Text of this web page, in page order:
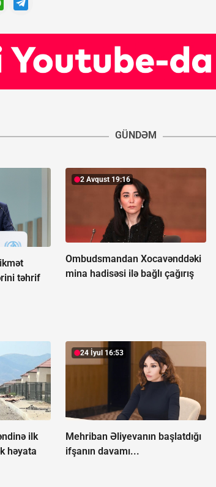
GÜNDƏM
təhrif
2 Avqust 19:16
Ombudsmandan Xocavənddəki
mina hadisəsi ilə bağlı çağırış
ilk
həyata
24 İyul 16:53
Mehriban Əliyevanın başlatdığı
ifşanın davamı...